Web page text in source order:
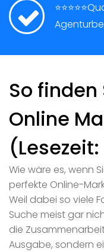
So
Online
Wie wäre es, wenn
perfekte Online-
Weil dabei so viele
Suche meist gar
die
Ausgabe, sondern